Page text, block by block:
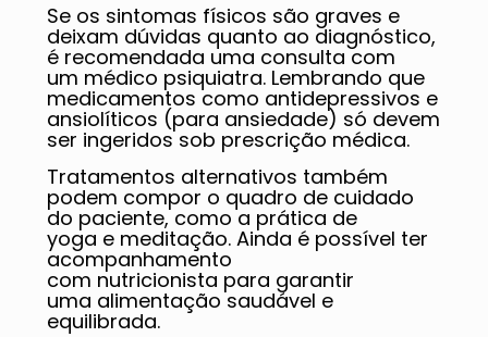
Se os sintomas físicos são graves e
deixam dúvidas quanto ao diagnóstico,
é recomendada uma consulta com
um médico psiquiatra. Lembrando que
medicamentos como antidepressivos e
ansiolíticos (para ansiedade) só devem
ser ingeridos sob prescrição médica.
Tratamentos alternativos também
podem compor o quadro de cuidado
do paciente, como a prática de
yoga e meditação. Ainda é possível ter
acompanhamento
com nutricionista para garantir
uma alimentação saudável e
equilibrada.